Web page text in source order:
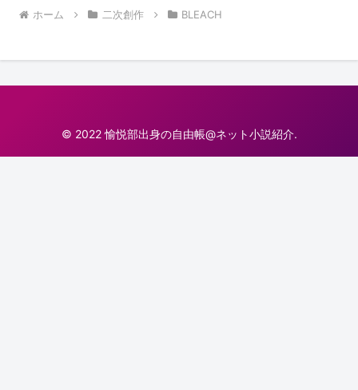
ホーム 二次創作 BLEACH
© 2022 愉悦部出身の自由帳@ネット小説紹介.